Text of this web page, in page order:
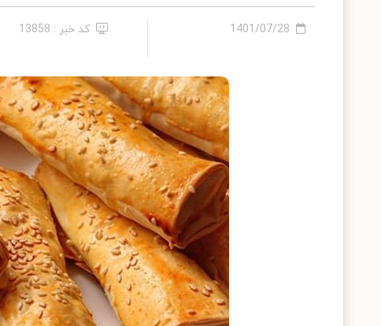
1401/07/28 کد خبر : 13858